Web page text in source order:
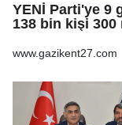
YENİ Parti'ye 9
138 bin kişi 300
www.gazikent27.com